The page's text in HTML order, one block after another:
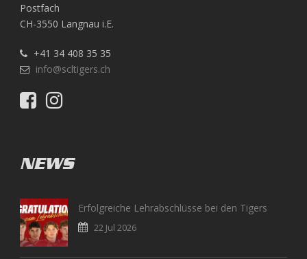
Postfach
CH-3550 Langnau i.E.
+41 34 408 35 35
info@scltigers.ch
NEWS
Erfolgreiche Lehrabschlüsse bei den Tigers
22 Jul 2026